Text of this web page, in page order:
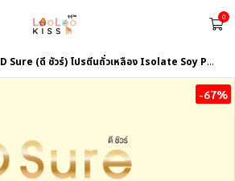
0
D Sure (ดี ชัวร์) โปรตีนถั่วเหลือง Isolate Soy Protein กลิ่นวานิลลา
-67%